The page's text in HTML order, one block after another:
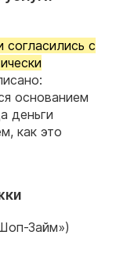
с
основанием
деньги
как это
Займ»)